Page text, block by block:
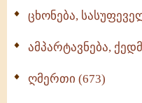
ცხონება,
ამპარტავნება,
ღმერთი (673)